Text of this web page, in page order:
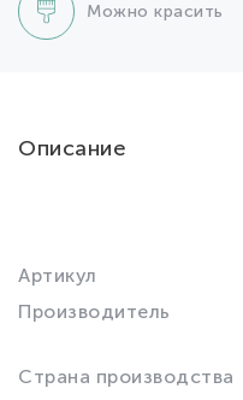
Можно красить
Описание
Артикул
Производитель
Страна производства